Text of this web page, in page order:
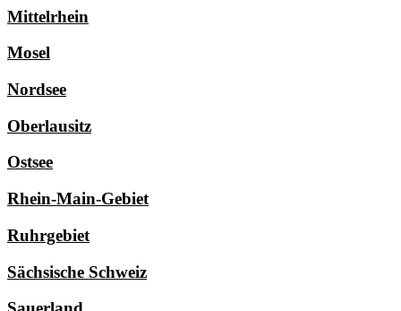
Mittelrhein
Mosel
Nordsee
Oberlausitz
Ostsee
Rhein-Main-Gebiet
Ruhrgebiet
Sächsische Schweiz